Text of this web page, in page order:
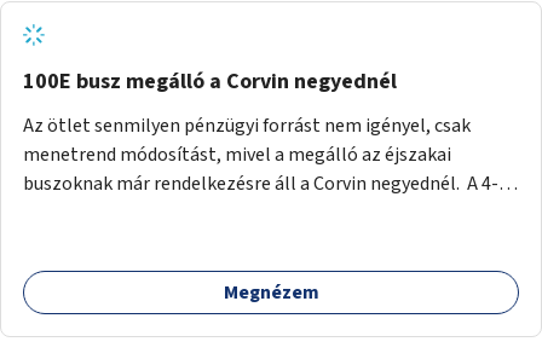
tud állni a megállóba. A környéken a tömegközlekedés
csúcsidőben már most is fullos, a Bosnyák téri beruházások
befejeztével hatványozódni fog az utazási igény.
100E busz megálló a Corvin negyednél
Az ötlet senmilyen pénzügyi forrást nem igényel, csak
menetrend módosítást, mivel a megálló az éjszakai
buszoknak már rendelkezésre áll a Corvin negyednél. A 4-es
ha a 100E reptéri busz a Corvin negyed metrómegállónál is
megállna - főleg éjjel, amikor a metró nem jár, és a 200E
Megnézem